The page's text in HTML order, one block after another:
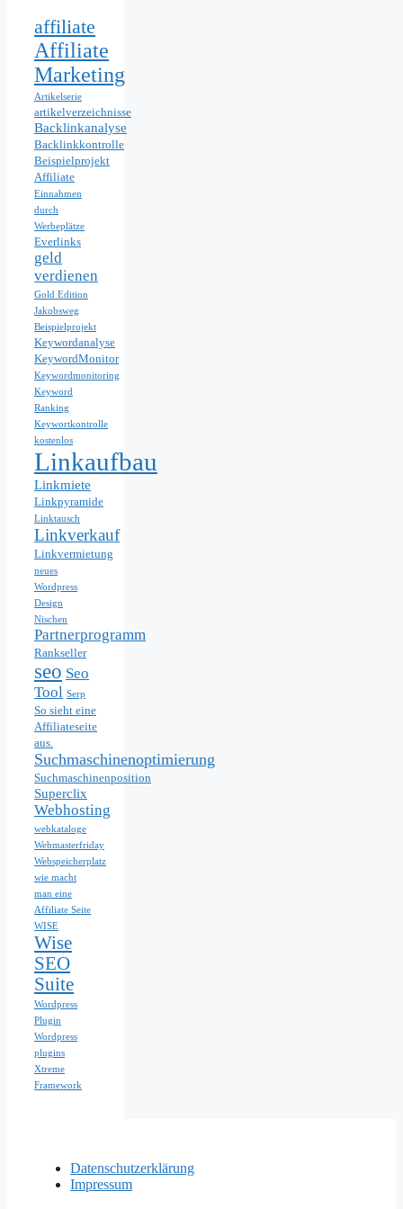
affiliate
Affiliate
Marketing
Artikelserie
artikelverzeichnisse
Backlinkanalyse
Backlinkkontrolle
Beispielprojekt
Affiliate
Einnahmen
durch
Werbeplätze
Everlinks
geld
verdienen
Gold Edition
Jakobsweg
Beispielprojekt
Keywordanalyse
KeywordMonitor
Keywordmonitoring
Keyword
Ranking
Keywortkontrolle
kostenlos
Linkaufbau
Linkmiete
Linkpyramide
Linktausch
Linkverkauf
Linkvermietung
neues
Wordpress
Design
Nischen
Partnerprogramm
Rankseller
seo Seo
Tool Serp
So sieht eine
Affiliateseite
aus.
Suchmaschinenoptimierung
Suchmaschinenposition
Superclix
Webhosting
webkataloge
Webmasterfriday
Webspeicherplatz
wie macht
man eine
Affiliate Seite
WISE
Wise
SEO
Suite
Wordpress
Plugin
Wordpress
plugins
Xtreme
Framework
Datenschutzerklärung
Impressum